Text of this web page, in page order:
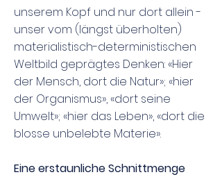
unserem Kopf und nur dort allein -
unser vom (längst überholten)
materialistisch-deterministischen
Weltbild geprägtes Denken: «Hier
der Mensch, dort die Natur»; «hier
der Organismus», «dort seine
Umwelt»; «hier das Leben», «dort die
blosse unbelebte Materie».
Eine erstaunliche Schnittmenge